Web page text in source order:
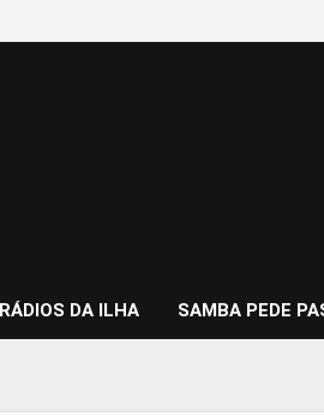
RÁDIOS DA ILHA SAMBA PEDE